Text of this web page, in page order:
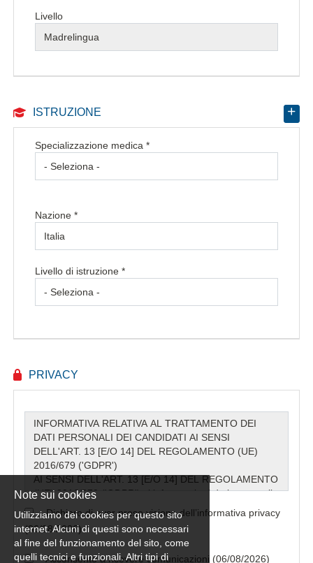
Livello
ISTRUZIONE
Specializzazione medica *
Nazione *
Livello di istruzione *
PRIVACY
Dichiaro di aver preso visione dell’informativa privacy
(06/08/2026) *
Acconsento a ricevere comunicazioni (06/08/2026)
Note sui cookies
Utilizziamo dei cookies per questo sito
internet. Alcuni di questi sono necessari
al fine del funzionamento del sito, come
quelli tecnici e funzionali. Altri tipi di